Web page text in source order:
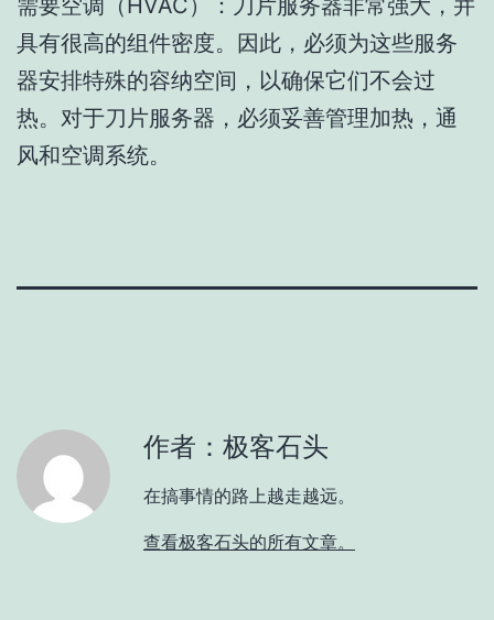
需要空调（HVAC）：刀片服务器非常强大，并
具有很高的组件密度。因此，必须为这些服务
器安排特殊的容纳空间，以确保它们不会过
热。对于刀片服务器，必须妥善管理加热，通
风和空调系统。
作者：极客石头
在搞事情的路上越走越远。
查看极客石头的所有文章。